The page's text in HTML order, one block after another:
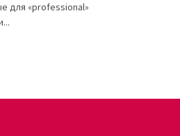
для «professional»